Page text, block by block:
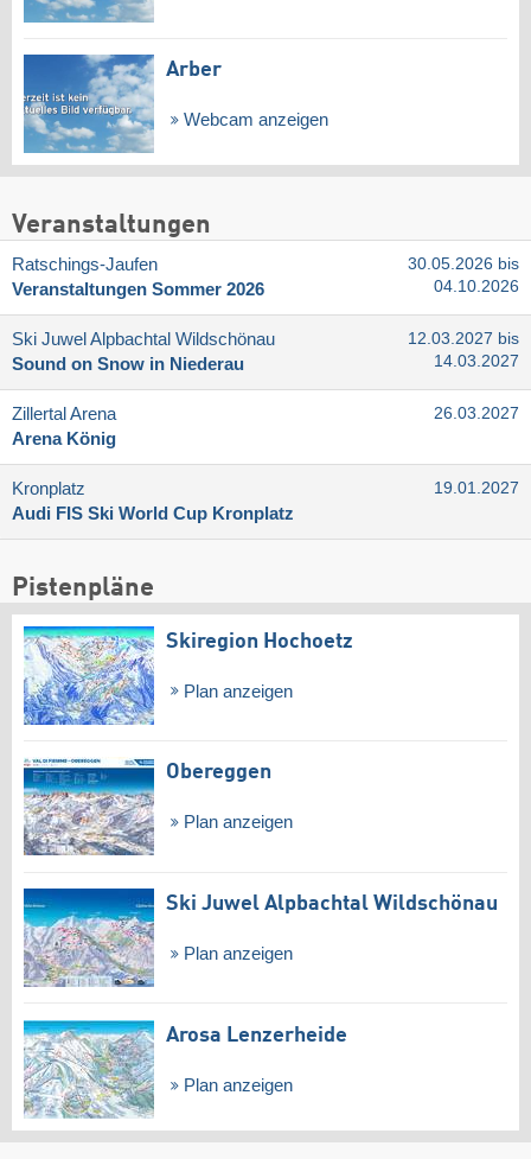
Arber
Webcam anzeigen
Veranstaltungen
Ratschings-Jaufen
Veranstaltungen Sommer 2026
30.05.2026 bis
04.10.2026
Ski Juwel Alpbachtal Wildschönau
Sound on Snow in Niederau
12.03.2027 bis
14.03.2027
Zillertal Arena
Arena König
26.03.2027
Kronplatz
Audi FIS Ski World Cup Kronplatz
19.01.2027
Pistenpläne
Skiregion Hochoetz
Plan anzeigen
Obereggen
Plan anzeigen
Ski Juwel Alpbachtal Wildschönau
Plan anzeigen
Arosa Lenzerheide
Plan anzeigen